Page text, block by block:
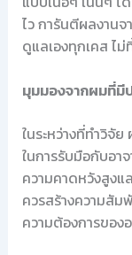
ไว การันตีผลงาน
ดูแลเองทุกเคส ไ
มุมมองจากผมที่มี
ในระหว่างที่ทำวิ
ในการรับมือกับอา
ความคาดหวังสูงแ
ควรสร้างความสัม
ความต้องการของ